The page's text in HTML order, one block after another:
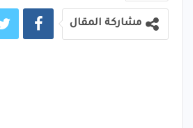
مشاركة المقال